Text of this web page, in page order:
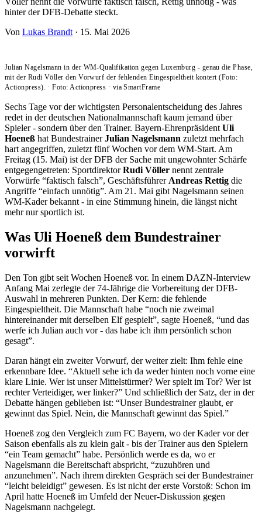
hinter der DFB-Debatte steckt.
Von Lukas Brandt · 15. Mai 2026
Julian Nagelsmann in der WM-Qualifikation gegen Luxemburg - genau die Phase,
mit der Rudi Völler den Vorwurf der fehlenden Eingespieltheit kontert (Foto:
Actionpress). ·Foto: Actionpress · via SmartFrame
Sechs Tage vor der wichtigsten Personalentscheidung des Jahres
redet in der deutschen Nationalmannschaft kaum jemand über
Spieler - sondern über den Trainer. Bayern-EhrenpräsidentUli
Hoeneß hat BundestrainerJulian Nagelsmann zuletzt mehrfach
hart angegriffen, zuletzt fünf Wochen vor dem WM-Start. Am
Freitag (15. Mai) ist der DFB der Sache mit ungewohnter Schärfe
entgegengetreten: SportdirektorRudi Völler nennt zentrale
Vorwürfe “faktisch falsch”, GeschäftsführerAndreas Rettig die
Angriffe “einfach unnötig”. Am 21. Mai gibt Nagelsmann seinen
WM-Kader bekannt - in eine Stimmung hinein, die längst nicht
mehr nur sportlich ist.
Was Uli Hoeneß dem Bundestrainer
vorwirft
Den Ton gibt seit Wochen Hoeneß vor. In einem DAZN-Interview
Anfang Mai zerlegte der 74-Jährige die Vorbereitung der DFB-
Auswahl in mehreren Punkten. Der Kern: die fehlende
Eingespieltheit. Die Mannschaft habe “noch nie zweimal
hintereinander mit derselben Elf gespielt”, sagte Hoeneß, “und das
werfe ich Julian auch vor - das habe ich ihm persönlich schon
gesagt”.
Daran hängt ein zweiter Vorwurf, der weiter zielt: Ihm fehle eine
erkennbare Idee. “Aktuell sehe ich da weder hinten noch vorne eine
klare Linie. Wer ist unser Mittelstürmer? Wer spielt im Tor? Wer ist
rechter Verteidiger, wer linker?” Und schließlich der Satz, der in der
Debatte hängen geblieben ist: “Unser Bundestrainer glaubt, er
gewinnt das Spiel. Nein, die Mannschaft gewinnt das Spiel.”
Hoeneß zog den Vergleich zum FC Bayern, wo der Kader vor der
Saison ebenfalls als zu klein galt - bis der Trainer aus den Spielern
“ein Team gemacht” habe. Persönlich werde es da, wo er
Nagelsmann die Bereitschaft abspricht, “zuzuhören und
anzunehmen”. Nach ihrem direkten Gespräch sei der Bundestrainer
“leicht beleidigt” gewesen. Es ist nicht der erste Vorstoß: Schon im
April hatte Hoeneß im Umfeld der Neuer-Diskussion gegen
Nagelsmann nachgelegt.